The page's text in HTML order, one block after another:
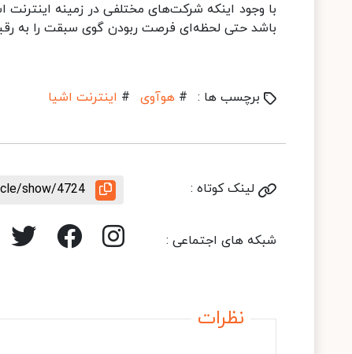
با وجود اینکه شرکت‌های مختلفی در زمینه
باشد حتی لحظه‌ای فرصت ربودن گوی سبقت را به
برچسب ها : # هوآوی # اینترنت اشیا
لینک کوتاه : show/4724
شبکه های اجتماعی :
نظرات